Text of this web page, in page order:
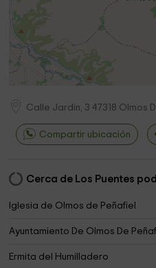
Calle Jardin, 3 47318 Olmos
Compartir ubicación
Cerca de Los Puentes
Iglesia de Olmos de Peñafiel
Ayuntamiento De Olmos De
Ermita del Humilladero